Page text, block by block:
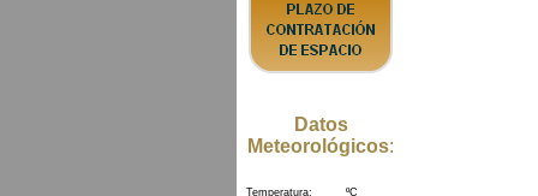
Datos
Meteorológicos: